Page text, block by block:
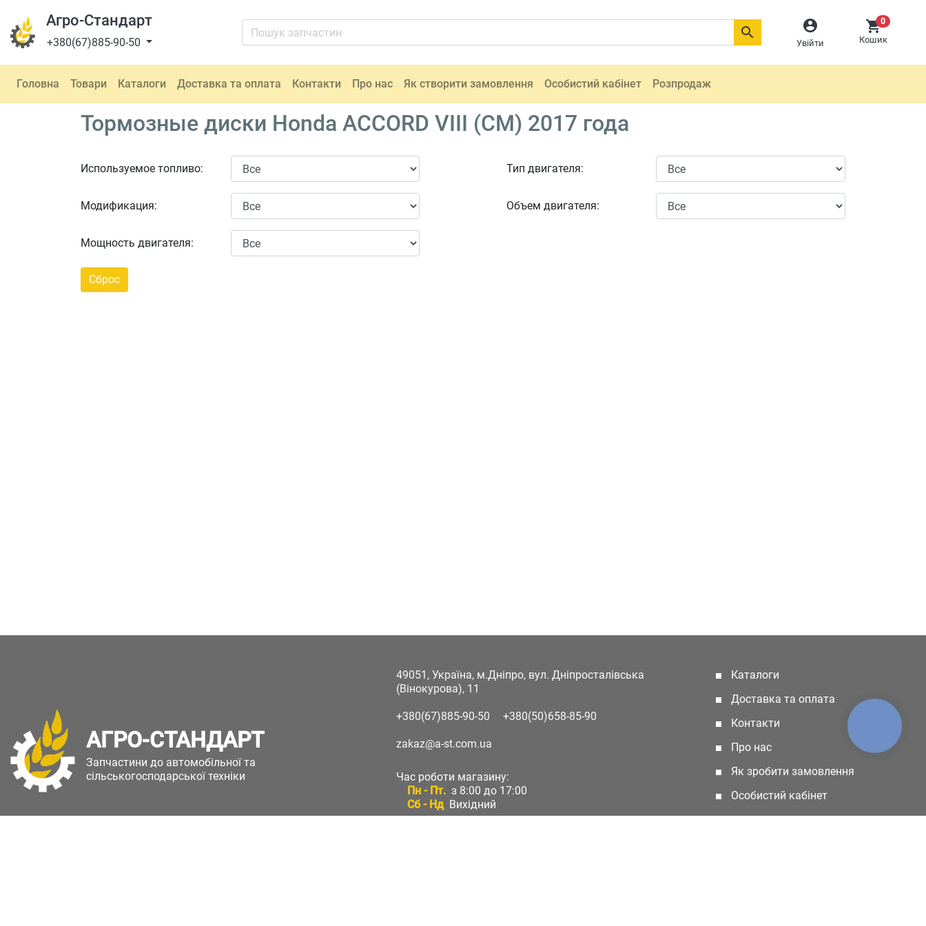
Агро-Стандарт
+380(67)885-90-50

Увійти
0
Кошик

Головна Товари Каталоги Доставка та оплата Контакти Про нас Як створити замовлення Особистий кабінет Розпродаж
Тормозные диски Honda ACCORD VIII (CM) 2017 года
Используемое топливо:
Модификация:
Мощность двигателя:
Тип двигателя:
Объем двигателя:
АГРО-СТАНДАРТ
Запчастини до автомобільної та
сільськогосподарської техніки
49051, Україна, м.Дніпро, вул. Дніпросталівська
(Вінокурова), 11
+380(67)885-90-50 +380(50)658-85-90
zakaz@a-st.com.ua
Час роботи магазину:
Пн - Пт. з 8:00 до 17:00
Сб - Нд Вихідний
Каталоги
Доставка та оплата
Контакти
Про нас
Як зробити замовлення
Особистий кабінет